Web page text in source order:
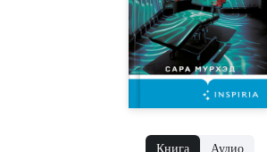
Книга Аудио